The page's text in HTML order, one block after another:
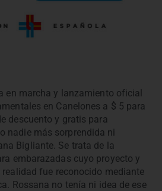
en marcha y lanzamiento oficial
en Canelones a $ 5 para
descuento y gratis para
nadie más sorprendida ni
Bigliante. Se trata de la
embarazadas cuyo proyecto y
fue reconocido mediante
Rossana no tenía ni idea de ese